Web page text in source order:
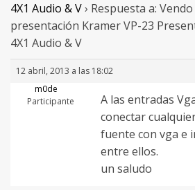
Crear Cuenta
4X1 Audio & V› Respuesta a:
presentación Kramer VP-23
4X1 Audio & V
12 abril, 2013 a las 18:02
m0de
Participante
A las entradas
conectar
fuente con vga e
entre ellos.
un saludo